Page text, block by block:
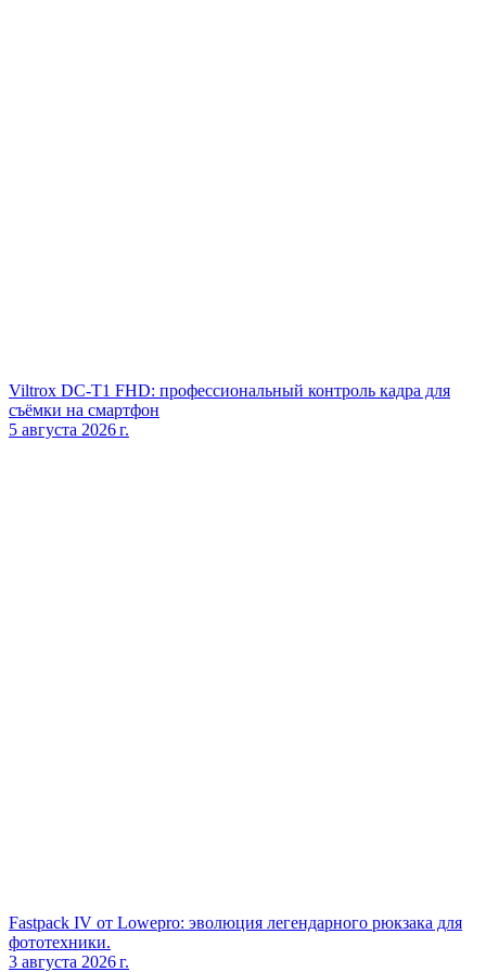
Viltrox DC‑T1 FHD: профессиональный контроль кадра для
съёмки на смартфон
5 августа 2026 г.
Fastpack IV от Lowepro: эволюция легендарного рюкзака для
фототехники.
3 августа 2026 г.